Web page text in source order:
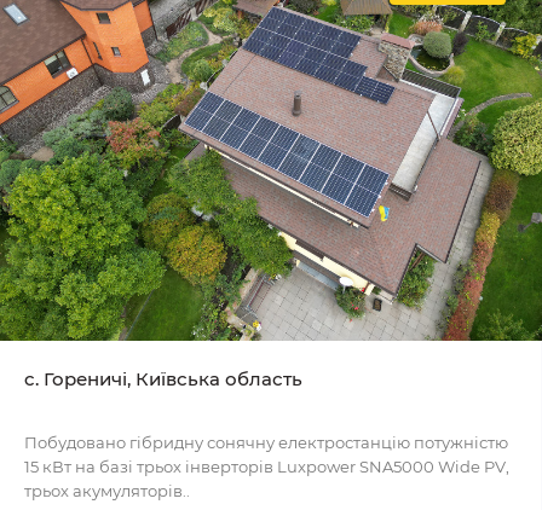
c. Гореничі, Київська область
Побудовано гібридну сонячну електростанцію потужністю
15 кВт на базі трьох інверторів Luxpower SNA5000 Wide PV,
трьох акумуляторів..